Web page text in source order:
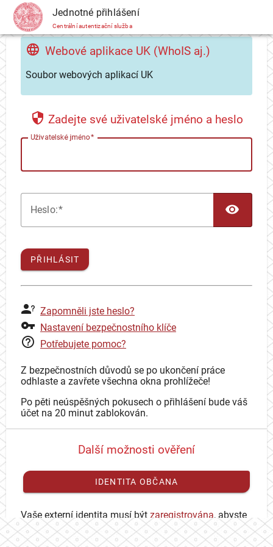
CAS Jednotné přihlášení
Centrální autentizační služba
Webové aplikace UK (WhoIS aj.)
Soubor webových aplikací UK
Zadejte své uživatelské jméno a heslo
Uživatelské jméno
Heslo:
PŘIHLÁSIT
Zapomněli jste heslo?
Nastavení bezpečnostního klíče
Potřebujete pomoc?
Z bezpečnostních důvodů se po ukončení práce
odhlaste a zavřete všechna okna prohlížeče!
Po pěti neúspěšných pokusech o přihlášení bude váš
účet na 20 minut zablokován.
Další možnosti ověření
IDENTITA OBČANA
Vaše externí identita musí být zaregistrována, abyste
se mohli přihlásit ke svému CAS účtu.